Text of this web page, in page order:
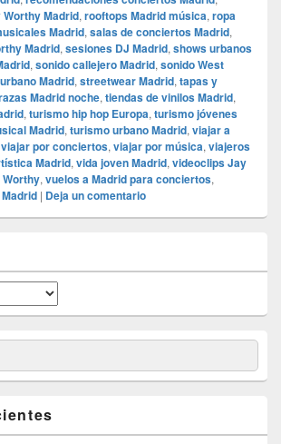
Madrid, rooftops Madrid música, ropa
Madrid, salas de conciertos Madrid,
Madrid, sesiones DJ Madrid, shows urbanos
, sonido callejero Madrid, sonido West
Madrid, streetwear Madrid, tapas y
Madrid noche, tiendas de vinilos Madrid,
, turismo hip hop Europa, turismo jóvenes
Madrid, turismo urbano Madrid, viajar a
viajar por conciertos, viajar por música, viajeros
Madrid, vida joven Madrid, videoclips Jay
, vuelos a Madrid para conciertos,
| Deja un comentario